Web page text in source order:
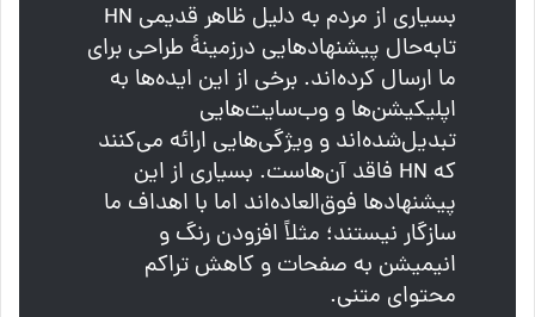
بسیاری از مردم به دلیل ظاهر قدیمی HN
تا‌به‌حال پیشنهادهایی درزمینهٔ طراحی برای
ما ارسال کرده‌اند. برخی از این ایده‌ها به
اپلیکیشن‌ها و وب‌سایت‌هایی
تبدیل‌شده‌اند و ویژگی‌هایی ارائه می‌کنند
که HN فاقد آن‌هاست. بسیاری از این
پیشنهادها فوق‌العاده‌اند اما با اهداف ما
سازگار نیستند؛ مثلاً افزودن رنگ و
انیمیشن به صفحات و کاهش تراکم
محتوای متنی.